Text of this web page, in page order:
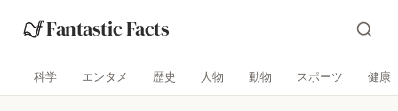
Fantastic Facts
科学 エンタメ 歴史 人物 動物 スポーツ 健康